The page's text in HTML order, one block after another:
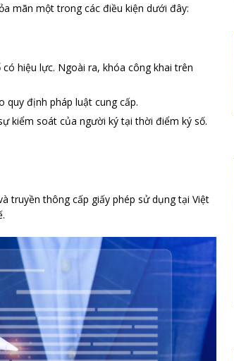
mãn một trong các điều kiện dưới đây:
hiệu lực. Ngoài ra, khóa công khai trên
định pháp luật cung cấp.
kiểm soát của người ký tại thời điểm ký số.
truyền thông cấp giấy phép sử dụng tại Việt